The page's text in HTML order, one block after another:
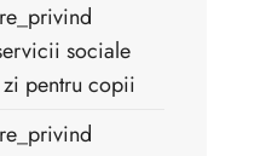
sociale
pentru copii